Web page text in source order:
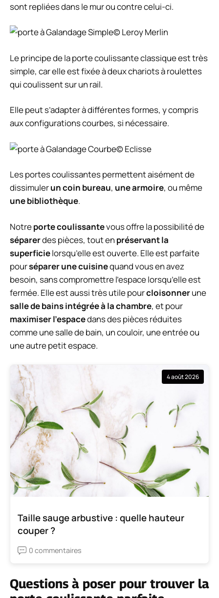
sont repliées dans le mur ou contre celui-ci.
© Leroy Merlin
Le principe de la porte coulissante classique est très
simple, car elle est fixée à deux chariots à roulettes
qui coulissent sur un rail.
Elle peut s’adapter à différentes formes, y compris
aux configurations courbes, si nécessaire.
© Eclisse
Les portes coulissantes permettent aisément de
dissimulerun coin bureau, une armoire, ou même
une bibliothèque.
Notreporte coulissantevous offre la possibilité de
séparerdes pièces, tout en préservant la
superficielorsqu’elle est ouverte. Elle est parfaite
pourséparer une cuisinequand vous en avez
besoin, sans compromettre l’espace lorsqu’elle est
fermée. Elle est aussi très utile pourcloisonnerune
salle de bains intégrée à la chambre, et pour
maximiser l’espacedans des pièces réduites
comme une salle de bain, un couloir, une entrée ou
une autre petit espace.
4 août 2026
Taille sauge arbustive : quelle hauteur
couper ?
0 commentaires
Questions à poser pour trouver la